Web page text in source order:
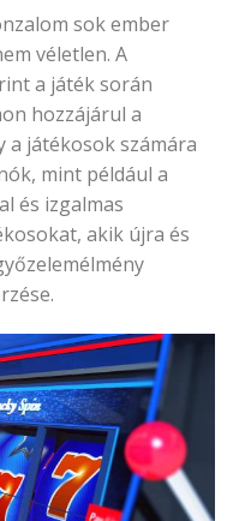
sok ember
véletlen. A
a játék során
hozzájárul a
a játékosok számára
mint például a
és izgalmas
akik újra és